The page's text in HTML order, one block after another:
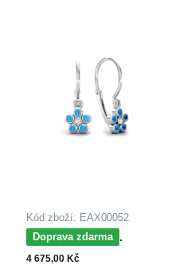
Kód zboží: EAX00052
Doprava zdarma
MOISS dětské
náušnice z bílého zlata
4 675,00 Kč